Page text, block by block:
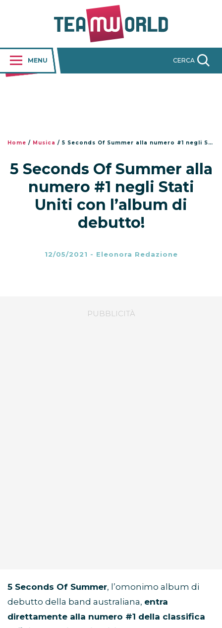
MENU CERCA
Home / Musica / 5 Seconds Of Summer alla numero #1 negli Stati Uniti con l’album di debutto!
5 Seconds Of Summer alla
numero #1 negli Stati
Uniti con l’album di
debutto!
12/05/2021 - Eleonora Redazione
5 Seconds Of Summer, l’omonimo album di
debutto della band australiana, entra
direttamente alla numero #1 della classifica